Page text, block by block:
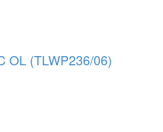
OL (TLWP236/06)